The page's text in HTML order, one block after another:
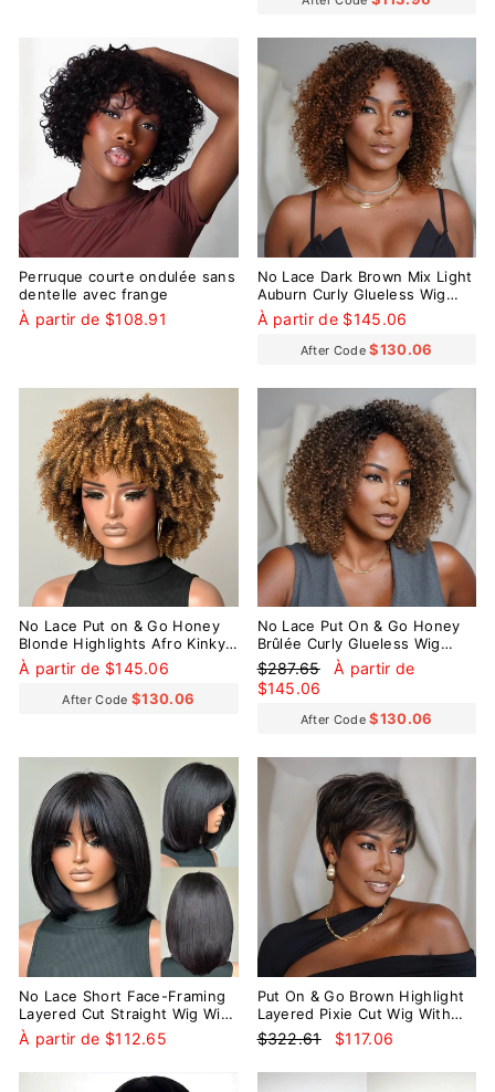
Perruque courte ondulée sans
dentelle avec frange
À partir de $108.91
No Lace Dark Brown Mix Light
Auburn Curly Glueless Wig
With Bangs
À partir de $145.06
After Code$130.06
No Lace Put on & Go Honey
Blonde Highlights Afro Kinky
Coily Glueless Bob Wig With
Bangs
À partir de $145.06
After Code $130.06
No Lace Put On & Go Honey
Brûlée Curly Glueless Wig
With Bangs
Prix
régulier
$287.65
Prix
À partir de
$145.06
After Code$130.06
No Lace Short Face-Framing
Layered Cut Straight Wig With
Bangs
À partir de $112.65
Put On & Go Brown Highlight
Layered Pixie Cut Wig With
Bangs
Prix
$322.61
Prix
$117.06